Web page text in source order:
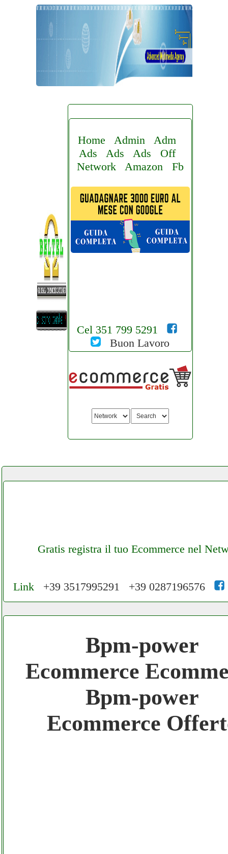
Home Admin
Adm
Ads
Ads Ads
Off
Network
Amazon Fb
Cel 351 799 5291
Buon Lavoro
Gratis registra il tuo Ecommerce nel
Cerchiamo Collaboratori per Lavoro nel
Gratis registra il tuo Ecommerce nel
Gratis registra il tuo Sito di Annunci nel
Amazon Sottocosto Bpm-power
Link +39 3517995291 +39 0287196576
Bpm-power
Ecommerce
Bpm-power
Ecommerce